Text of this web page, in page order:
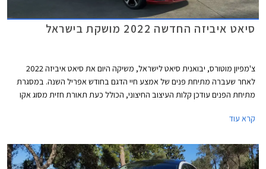
סיאט איביזה החדשה 2022 מושקת בישראל
צ'מפיון מוטורס, יבואנית סיאט לישראל, משיקה היום את סיאט איביזה 2022
לאחר שעברה מתיחת פנים של אמצע חיי הדגם בחודש אפריל השנה. במסגרת
מתיחת הפנים עודכן קלות העיצוב החיצוני, הכולל כעת תאורת חזית מסוג אקו
בסגנון כתב יד.
קרא עוד